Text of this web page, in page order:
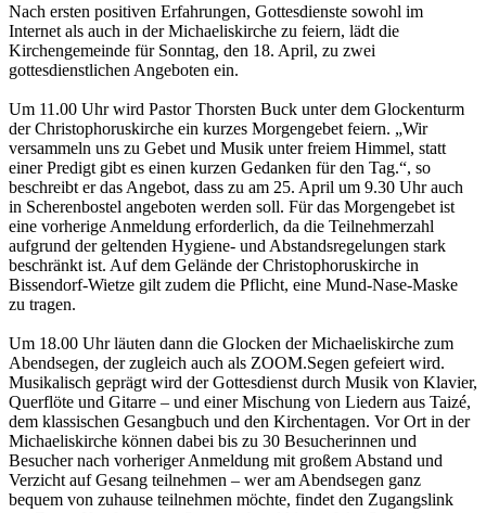
Nach ersten positiven Erfahrungen, Gottesdienste sowohl im
Internet als auch in der Michaeliskirche zu feiern, lädt die
Kirchengemeinde für Sonntag, den 18. April, zu zwei
gottesdienstlichen Angeboten ein.
Um 11.00 Uhr wird Pastor Thorsten Buck unter dem Glockenturm
der Christophoruskirche ein kurzes Morgengebet feiern. „Wir
versammeln uns zu Gebet und Musik unter freiem Himmel, statt
einer Predigt gibt es einen kurzen Gedanken für den Tag.“, so
beschreibt er das Angebot, dass zu am 25. April um 9.30 Uhr auch
in Scherenbostel angeboten werden soll. Für das Morgengebet ist
eine vorherige Anmeldung erforderlich, da die Teilnehmerzahl
aufgrund der geltenden Hygiene- und Abstandsregelungen stark
beschränkt ist. Auf dem Gelände der Christophoruskirche in
Bissendorf-Wietze gilt zudem die Pflicht, eine Mund-Nase-Maske
zu tragen.
Um 18.00 Uhr läuten dann die Glocken der Michaeliskirche zum
Abendsegen, der zugleich auch als ZOOM.Segen gefeiert wird.
Musikalisch geprägt wird der Gottesdienst durch Musik von Klavier,
Querflöte und Gitarre – und einer Mischung von Liedern aus Taizé,
dem klassischen Gesangbuch und den Kirchentagen. Vor Ort in der
Michaeliskirche können dabei bis zu 30 Besucherinnen und
Besucher nach vorheriger Anmeldung mit großem Abstand und
Verzicht auf Gesang teilnehmen – wer am Abendsegen ganz
bequem von zuhause teilnehmen möchte, findet den Zugangslink